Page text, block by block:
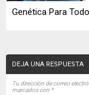
Genética Para
DEJA UNA RESPUESTA
Tu dirección de correo
marcados con *